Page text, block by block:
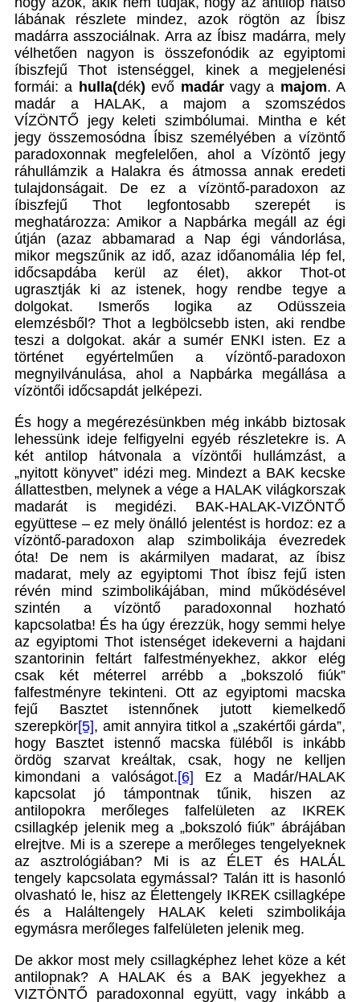
lábának részlete mindez, azok rögtön az Íbisz
madárra asszociálnak. Arra az Íbisz madárra, mely
vélhetően nagyon is összefonódik az egyiptomi
íbiszfejű Thot istenséggel, kinek a megjelenési
formái: a hulla(dék) evő madárvagy a majom. A
madár a HALAK, a majom a szomszédos
VÍZÖNTŐ jegy keleti szimbólumai. Mintha e két
jegy összemosódna Íbisz személyében a vízöntő
paradoxonnak megfelelően, ahol a Vízöntő jegy
ráhullámzik a Halakra és átmossa annak eredeti
tulajdonságait. De ez a vízöntő-paradoxon az
íbiszfejű Thot legfontosabb szerepét is
meghatározza: Amikor a Napbárka megáll az égi
útján (azaz abbamarad a Nap égi vándorlása,
mikor megszűnik az idő, azaz időanomália lép fel,
időcsapdába kerül az élet), akkor Thot-ot
ugrasztják ki az istenek, hogy rendbe tegye a
dolgokat. Ismerős logika az Odüsszeia
elemzésből? Thot a legbölcsebb isten, aki rendbe
teszi a dolgokat. akár a sumér ENKI isten. Ez a
történet egyértelműen a vízöntő-paradoxon
megnyilvánulása, ahol a Napbárka megállása a
vízöntői időcsapdát jelképezi.
És hogy a megérezésünkben még inkább biztosak
lehessünk ideje felfigyelni egyéb részletekre is. A
két antilop hátvonala a vízöntői hullámzást, a
„nyitott könyvet” idézi meg. Mindezt a BAK kecske
állattestben, melynek a vége a HALAK világkorszak
madarát is megidézi. BAK-HALAK-VIZÖNTŐ
együttese – ez mely önálló jelentést is hordoz: ez a
vízöntő-paradoxon alap szimbolikája évezredek
óta! De nem is akármilyen madarat, az íbisz
madarat, mely az egyiptomi Thot íbisz fejű isten
révén mind szimbolikájában, mind működésével
szintén a vízöntő paradoxonnal hozható
kapcsolatba! És ha úgy érezzük, hogy semmi helye
az egyiptomi Thot istenséget idekeverni a hajdani
szantorinin feltárt falfestményekhez, akkor elég
csak két méterrel arrébb a „bokszoló fiúk”
falfestményre tekinteni. Ott az egyiptomi macska
fejű Basztet istennőnek jutott kiemelkedő
szerepkör[5], amit annyira titkol a „szakértői gárda”,
hogy Basztet istennő macska füléből is inkább
ördög szarvat kreáltak, csak, hogy ne kelljen
kimondani a valóságot.[6] Ez a Madár/HALAK
kapcsolat jó támpontnak tűnik, hiszen az
antilopokra merőleges falfelületen az IKREK
csillagkép jelenik meg a „bokszoló fiúk” ábrájában
elrejtve. Mi is a szerepe a merőleges tengelyeknek
az asztrológiában? Mi is az ÉLET és HALÁL
tengely kapcsolata egymással? Talán itt is hasonló
olvasható le, hisz az Élettengely IKREK csillagképe
és a Haláltengely HALAK keleti szimbolikája
egymásra merőleges falfelületen jelenik meg.
De akkor most mely csillagképhez lehet köze a két
antilopnak? A HALAK és a BAK jegyekhez a
VIZTÖNTŐ paradoxonnal együtt, vagy inkább a